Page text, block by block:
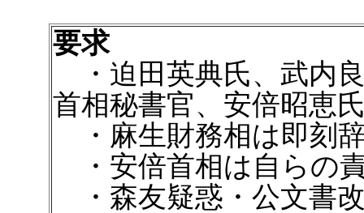
要求
・迫田英典氏、武内
首相秘書官、安倍昭恵
・麻生財務相は即刻
・安倍首相は自らの
・森友疑惑・公文書